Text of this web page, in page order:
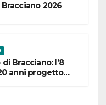
2026
Bracciano: l’8
anni progetto